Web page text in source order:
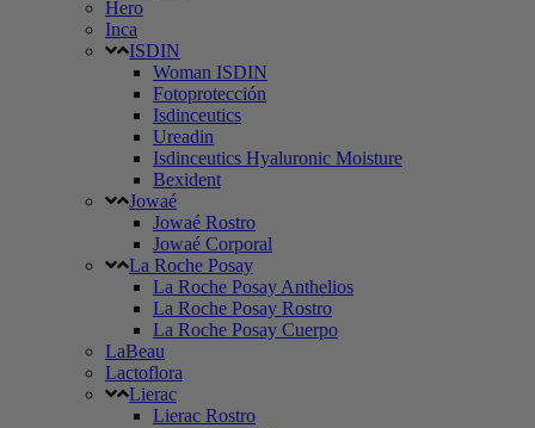
Hero
Inca
ISDIN
Woman ISDIN
Fotoprotección
Isdinceutics
Ureadin
Isdinceutics Hyaluronic Moisture
Bexident
Jowaé
Jowaé Rostro
Jowaé Corporal
La Roche Posay
La Roche Posay Anthelios
La Roche Posay Rostro
La Roche Posay Cuerpo
LaBeau
Lactoflora
Lierac
Lierac Rostro